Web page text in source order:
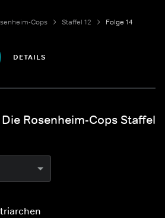
Cops Staffel 12 Folge 14
DETAILS
Rosenheim-Cops Staffel